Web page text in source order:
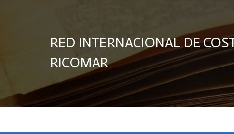
RED INTERNACIONAL DE
RICOMAR